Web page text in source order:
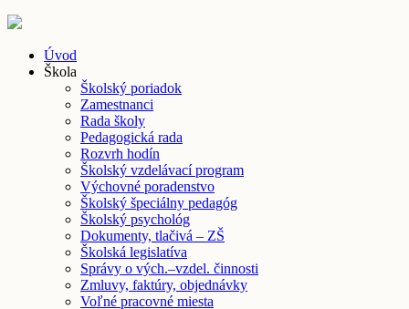
Úvod
Škola
Školský poriadok
Zamestnanci
Rada školy
Pedagogická rada
Rozvrh hodín
Školský vzdelávací program
Výchovné poradenstvo
Školský špeciálny pedagóg
Školský psychológ
Dokumenty, tlačivá – ZŠ
Školská legislatíva
Správy o vých.–vzdel. činnosti
Zmluvy, faktúry, objednávky
Voľné pracovné miesta